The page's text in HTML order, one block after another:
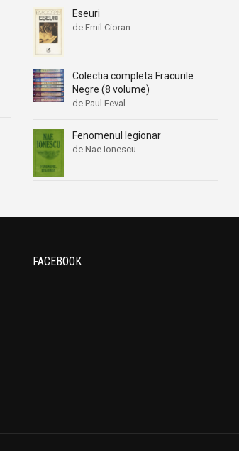
Eseuri
de Emil Cioran
Colectia completa Fracurile
Negre (8 volume)
de Paul Feval
Fenomenul legionar
de Nae Ionescu
FACEBOOK